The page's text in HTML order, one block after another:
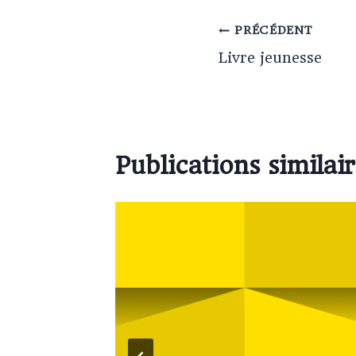
PRÉCÉDENT
Livre jeunesse
Publications